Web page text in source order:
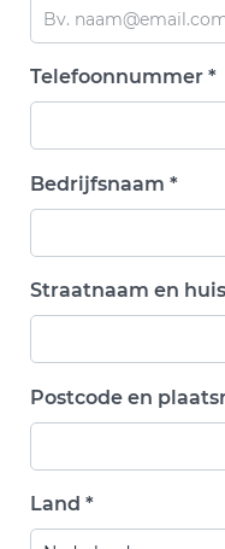
Telefoonnummer *
Bedrijfsnaam *
Straatnaam en
Postcode en
Land *